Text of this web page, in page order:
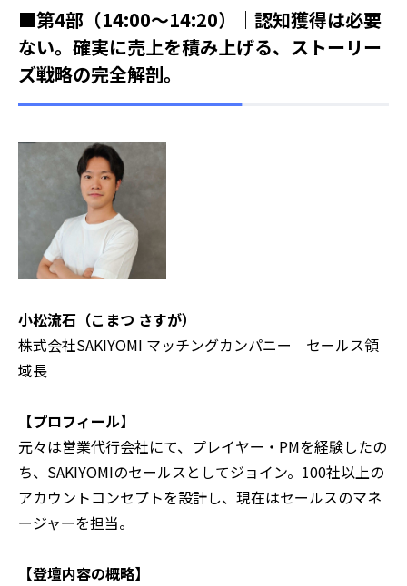
■第4部（14:00～14:20）｜認知獲得は必要
ない。確実に売上を積み上げる、ストーリー
ズ戦略の完全解剖。
小松流石（こまつ さすが）
株式会社SAKIYOMI マッチングカンパニー セールス領
域長
【プロフィール】
元々は営業代行会社にて、プレイヤー・PMを経験したの
ち、SAKIYOMIのセールスとしてジョイン。100社以上の
アカウントコンセプトを設計し、現在はセールスのマネ
ージャーを担当。
【登壇内容の概略】